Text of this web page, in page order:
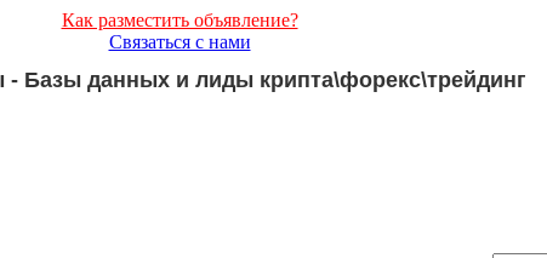
Как разместить объявление?
Связаться с нами
Базы данных и лиды крипта\форекс\трейдинг